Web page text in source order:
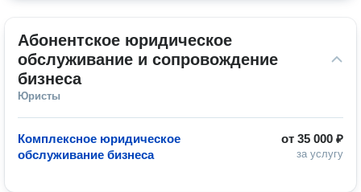
Абонентское юридическое
обслуживание и сопровождение
бизнеса
Юристы
от 35 000 ₽
за услугу
Комплексное юридическое
обслуживание бизнеса